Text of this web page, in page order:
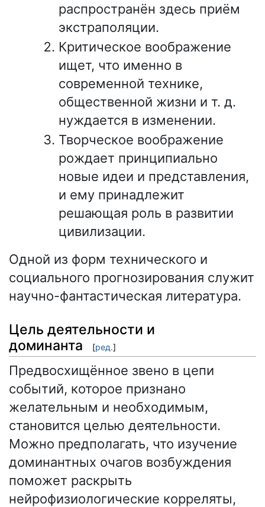
распространён здесь приём
экстраполяции.
Критическое воображение
ищет, что именно в
современной технике,
общественной жизни и т. д.
нуждается в изменении.
Творческое воображение
рождает принципиально
новые идеи и представления,
и ему принадлежит
решающая роль в развитии
цивилизации.
Одной из форм технического и
социального прогнозирования служит
научно-фантастическая литература.
Цель деятельности и
доминанта
[ред.]
Предвосхищённое звено в цепи
событий, которое признано
желательным и необходимым,
становится целью деятельности.
Можно предполагать, что изучение
доминантных очагов возбуждения
поможет раскрыть
нейрофизиологические корреляты,